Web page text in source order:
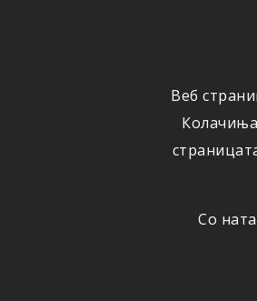
Веб
Со